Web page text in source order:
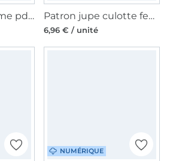
Patron robe femme pdf Floriana Erbsünde, en allemand Patron jupe culotte femme pdf Azur Erbsünde, en allemand
6,96 € / unité
NUMÉRIQUE